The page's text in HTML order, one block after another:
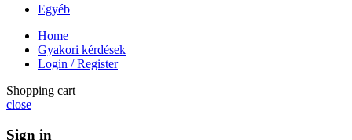
Egyéb
Home
Gyakori kérdések
Login / Register
Shopping cart
close
Sign in